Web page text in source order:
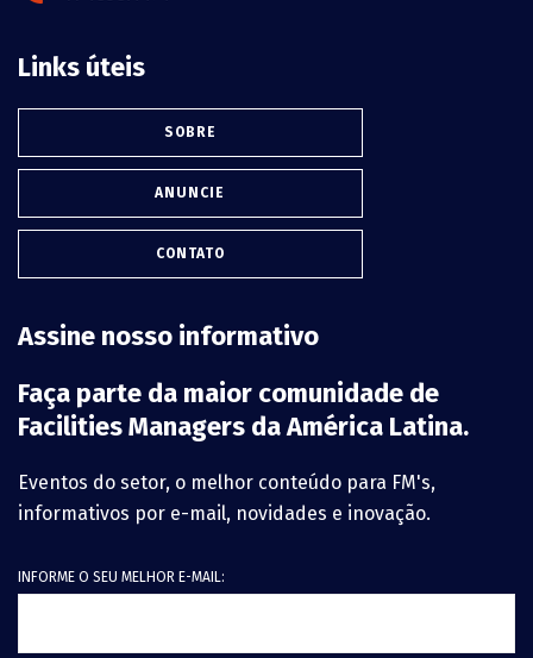
Links úteis
SOBRE
ANUNCIE
CONTATO
Assine nosso informativo
Faça parte da maior comunidade de
Facilities Managers da América Latina.
Eventos do setor, o melhor conteúdo para FM's,
informativos por e-mail, novidades e inovação.
INFORME O SEU MELHOR E-MAIL: